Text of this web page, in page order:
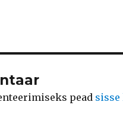
pead